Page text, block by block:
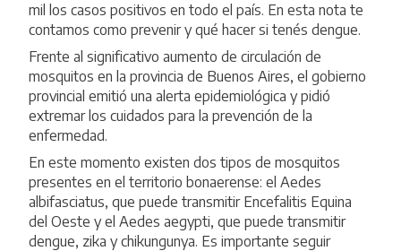
mil los casos positivos en todo el país. En esta nota te
contamos como prevenir y qué hacer si tenés dengue.
Frente al significativo aumento de circulación de
mosquitos en la provincia de Buenos Aires, el gobierno
provincial emitió una alerta epidemiológica y pidió
extremar los cuidados para la prevención de la
enfermedad.
En este momento existen dos tipos de mosquitos
presentes en el territorio bonaerense: el Aedes
albifasciatus, que puede transmitir Encefalitis Equina
del Oeste y el Aedes aegypti, que puede transmitir
dengue, zika y chikungunya. Es importante seguir